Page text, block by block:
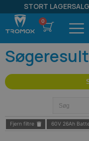
STORT
Fjern filtre 60V 26Ah